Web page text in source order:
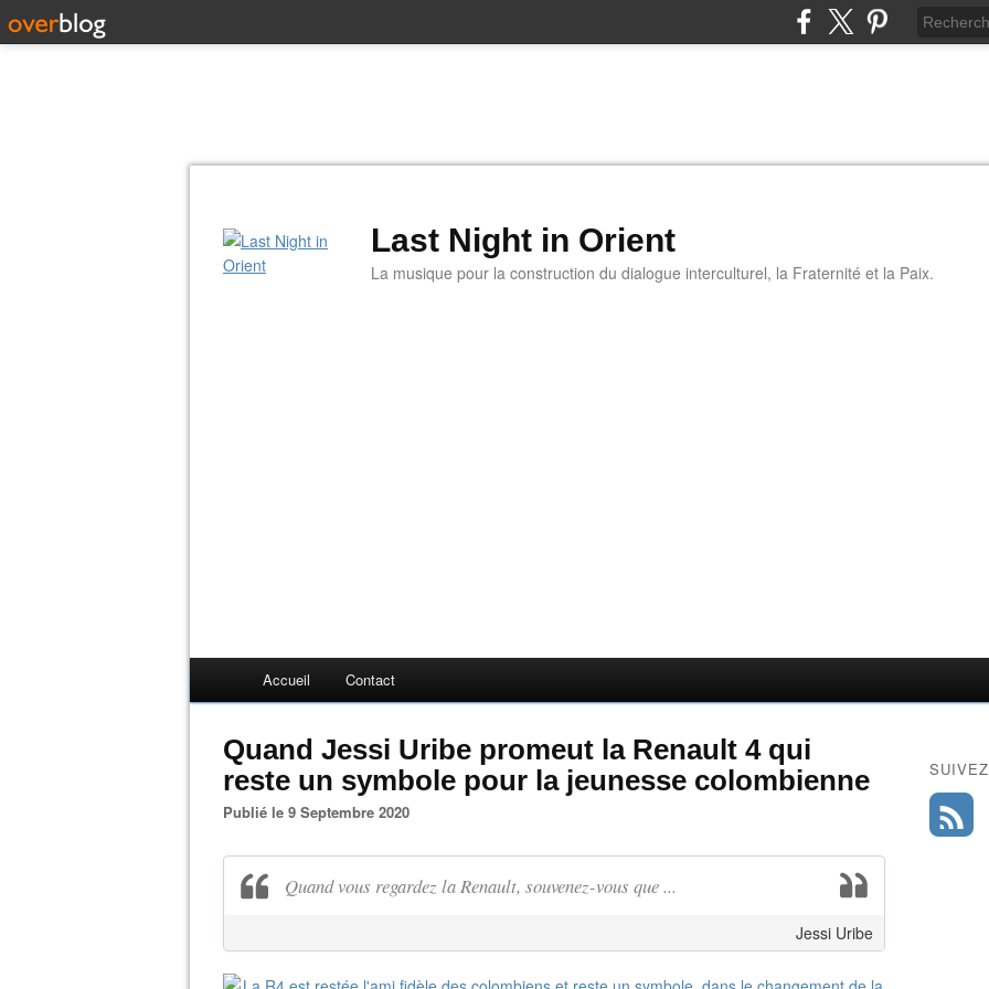
Last Night in Orient
La musique pour la construction du dialogue interculturel, la Fraternité et la Paix.
Accueil Contact
Quand Jessi Uribe promeut la Renault 4 qui
reste un symbole pour la jeunesse colombienne
Publié le 9 Septembre 2020
Quand vous regardez la Renault, souvenez-vous que ...
Jessi Uribe